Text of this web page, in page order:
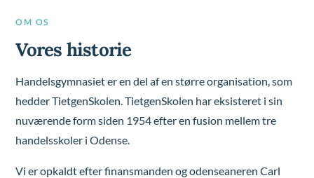
OM OS
Vores historie
Handelsgymnasiet er en del af en større organisation, som
hedder TietgenSkolen. TietgenSkolen har eksisteret i sin
nuværende form siden 1954 efter en fusion mellem tre
handelsskoler i Odense.
Vi er opkaldt efter finansmanden og odenseaneren Carl